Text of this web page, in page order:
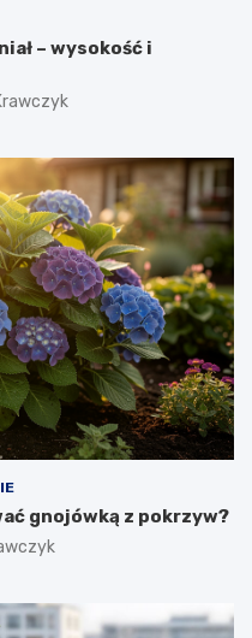
– wysokość i
gnojówką z pokrzyw?